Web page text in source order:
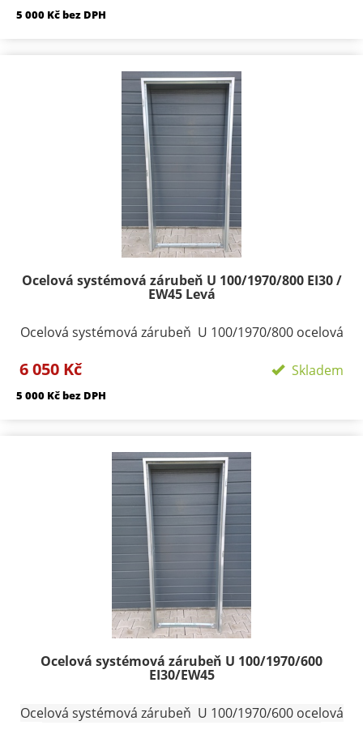
osazena panty Trio 15 pro jednokřídlé dveře
nebo zavařit na připravené svlaky a zalít betonem.
Profil zárubně - 100 mm Šířka zárubně 800 mm
Termín dodání skladem Přepravní rozměry:
120/2100/900 Přepravu zárubní nutno individuálně
domluvit.
5 000 Kč bez DPH
Ocelová systémová zárubeň U 100/1970/800 EI30 /
EW45 Levá
Ocelová systémová zárubeň U 100/1970/800 ocelová
Hranatá vyrobena z plechu tloušťky 1,25 mm
osazena panty Trio 15 pro jednokřídlé dveře
nebo zavařit na připravené svlaky a zalít betonem.
Profil zárubně - 100 mm Šířka zárubně 800 mm
Termín dodání skladem Přepravní rozměry:
120/2100/900 Přepravu zárubní nutno individuálně
domluvit.
6 050 Kč Skladem
5 000 Kč bez DPH
Ocelová systémová zárubeň U 100/1970/600
EI30/EW45
Ocelová systémová zárubeň U 100/1970/600 ocelová